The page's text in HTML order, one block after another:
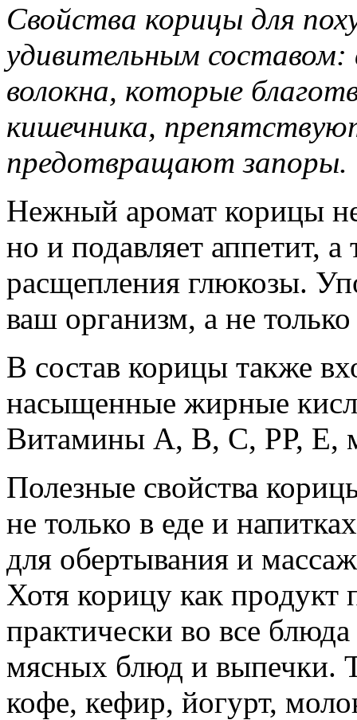
Свойства корицы для
удивительным составом:
волокна, которые
кишечника,
предотвращают запоры.
Нежный аромат корицы
но и подавляет аппетит, а
расщепления глюкозы.
ваш организм, а не
В состав корицы также
насыщенные жирные
Витамины А, В, С, РР, Е,
Полезные свойства
не только в еде и
для обертывания и
Хотя корицу как продукт
практически во все
мясных блюд и выпечки.
кофе, кефир, йогурт,